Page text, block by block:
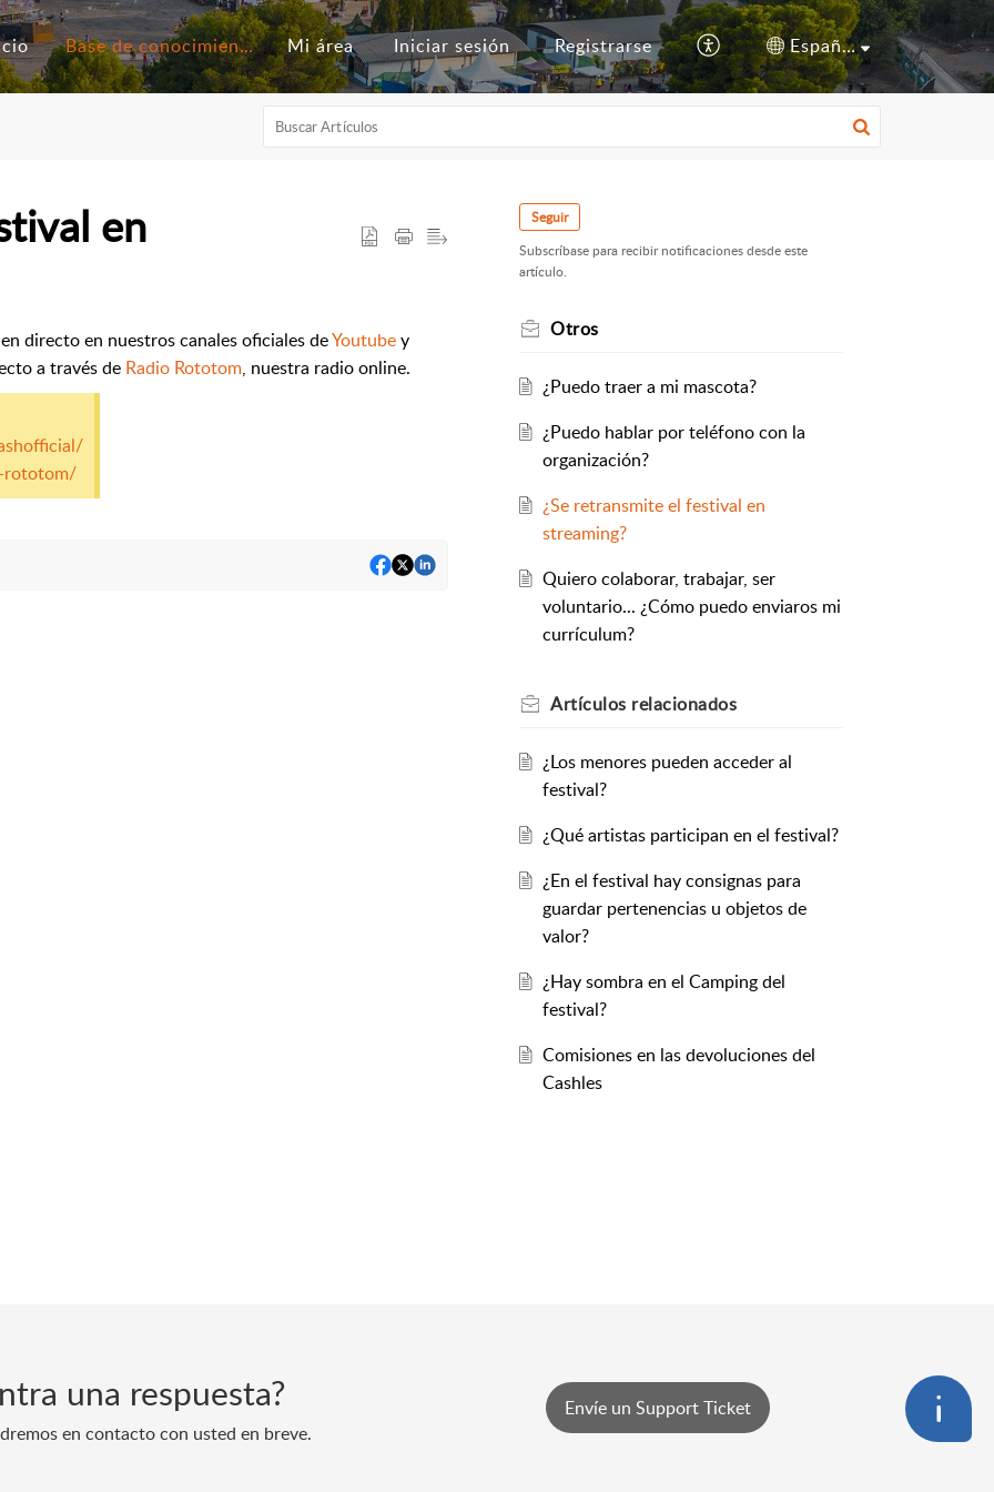
Base de conocimientos Mi área Iniciar sesión Registrarse Español (España)
en
directo en nuestros canales oficiales deYoutubey
a través de Radio Rototom, nuestra radio online.
rototom/
Seguir
Subscríbase para recibir notificaciones desde este
artículo.
Otros
¿Puedo traer a mi mascota?
¿Puedo hablar por teléfono con la
organización?
¿Se retransmite el festival en
streaming?
Quiero colaborar, trabajar, ser
voluntario... ¿Cómo puedo enviaros mi
currículum?
Artículos relacionados
¿Los menores pueden acceder al
festival?
¿Qué artistas participan en el festival?
¿En el festival hay consignas para
guardar pertenencias u objetos de
valor?
¿Hay sombra en el Camping del
festival?
Comisiones en las devoluciones del
Cashles
una respuesta?
en contacto con usted en breve.
Envíe un Support Ticket